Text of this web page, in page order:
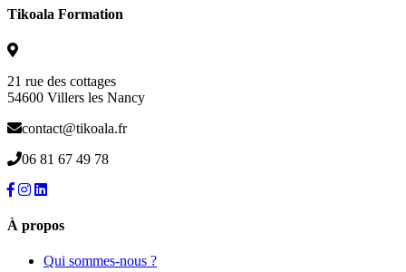
Tikoala Formation
21 rue des cottages
54600 Villers les Nancy
contact@tikoala.fr
06 81 67 49 78
À propos
Qui sommes-nous ?